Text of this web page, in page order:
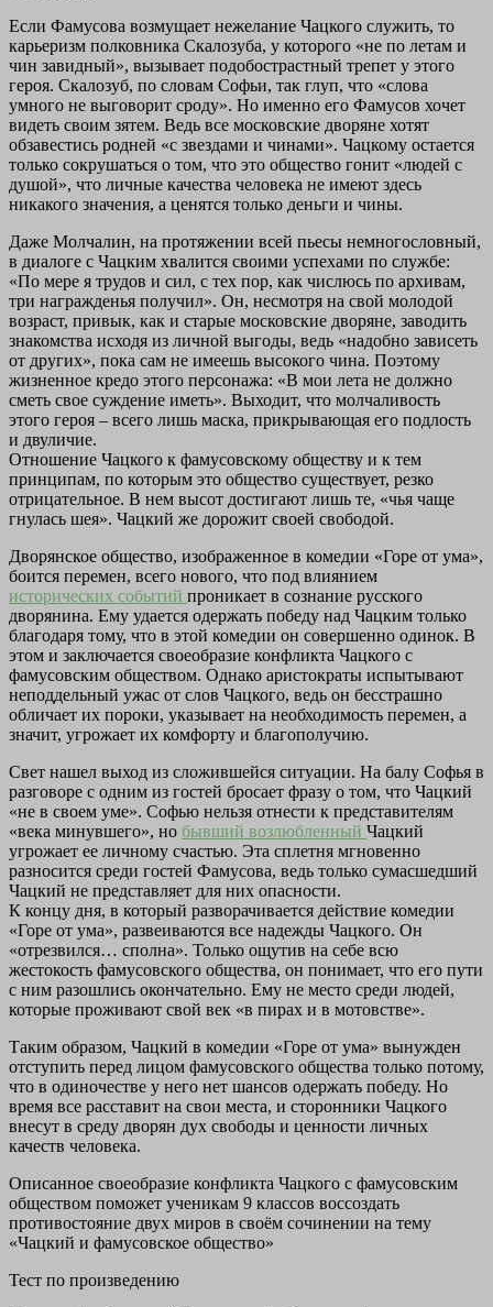
Если Фамусова возмущает нежелание Чацкого служить, то
карьеризм полковника Скалозуба, у которого «не по летам и
чин завидный», вызывает подобострастный трепет у этого
героя. Скалозуб, по словам Софьи, так глуп, что «слова
умного не выговорит сроду». Но именно его Фамусов хочет
видеть своим зятем. Ведь все московские дворяне хотят
обзавестись родней «с звездами и чинами». Чацкому остается
только сокрушаться о том, что это общество гонит «людей с
душой», что личные качества человека не имеют здесь
никакого значения, а ценятся только деньги и чины.
Даже Молчалин, на протяжении всей пьесы немногословный,
в диалоге с Чацким хвалится своими успехами по службе:
«По мере я трудов и сил, с тех пор, как числюсь по архивам,
три награжденья получил». Он, несмотря на свой молодой
возраст, привык, как и старые московские дворяне, заводить
знакомства исходя из личной выгоды, ведь «надобно зависеть
от других», пока сам не имеешь высокого чина. Поэтому
жизненное кредо этого персонажа: «В мои лета не должно
сметь свое суждение иметь». Выходит, что молчаливость
этого героя – всего лишь маска, прикрывающая его подлость
и двуличие.
Отношение Чацкого к фамусовскому обществу и к тем
принципам, по которым это общество существует, резко
отрицательное. В нем высот достигают лишь те, «чья чаще
гнулась шея». Чацкий же дорожит своей свободой.
Дворянское общество, изображенное в комедии «Горе от ума»,
боится перемен, всего нового, что под влиянием
исторических событий проникает в сознание русского
дворянина. Ему удается одержать победу над Чацким только
благодаря тому, что в этой комедии он совершенно одинок. В
этом и заключается своеобразие конфликта Чацкого с
фамусовским обществом. Однако аристократы испытывают
неподдельный ужас от слов Чацкого, ведь он бесстрашно
обличает их пороки, указывает на необходимость перемен, а
значит, угрожает их комфорту и благополучию.
Свет нашел выход из сложившейся ситуации. На балу Софья в
разговоре с одним из гостей бросает фразу о том, что Чацкий
«не в своем уме». Софью нельзя отнести к представителям
«века минувшего», но бывший возлюбленный Чацкий
угрожает ее личному счастью. Эта сплетня мгновенно
разносится среди гостей Фамусова, ведь только сумасшедший
Чацкий не представляет для них опасности.
К концу дня, в который разворачивается действие комедии
«Горе от ума», развеиваются все надежды Чацкого. Он
«отрезвился… сполна». Только ощутив на себе всю
жестокость фамусовского общества, он понимает, что его пути
с ним разошлись окончательно. Ему не место среди людей,
которые проживают свой век «в пирах и в мотовстве».
Таким образом, Чацкий в комедии «Горе от ума» вынужден
отступить перед лицом фамусовского общества только потому,
что в одиночестве у него нет шансов одержать победу. Но
время все расставит на свои места, и сторонники Чацкого
внесут в среду дворян дух свободы и ценности личных
качеств человека.
Описанное своеобразие конфликта Чацкого с фамусовским
обществом поможет ученикам 9 классов воссоздать
противостояние двух миров в своём сочинении на тему
«Чацкий и фамусовское общество»
Тест по произведению